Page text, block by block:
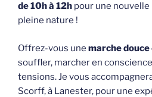
de 10h à 12h pour une
pleine nature !
Offrez-vous une marche
souffler, marcher en
tensions. Je vous
Scorff, à Lanester, pour une